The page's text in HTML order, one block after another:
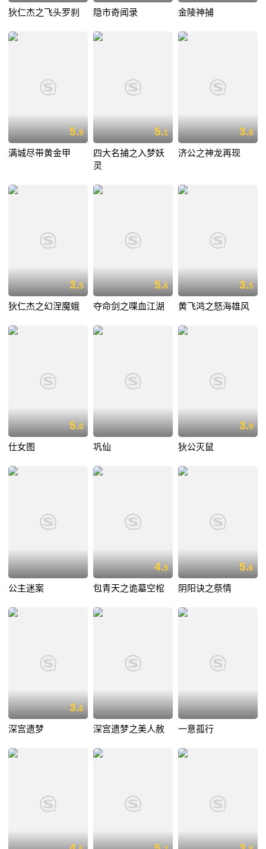
狄仁杰之飞头罗刹 隐市奇闻录 金陵神捕
5.9
满城尽带黄金甲
5.1
四大名捕之入梦妖
灵
3.8
济公之神龙再现
3.5
狄仁杰之幻涅魔蛾
5.6
夺命剑之喋血江湖
3.5
黄飞鸿之怒海雄风
5.0
仕女图 巩仙
3.9
狄公灭鼠
公主迷案
4.9
包青天之诡墓空棺
5.6
阴阳诀之祭情
3.6
深宫遗梦 深宫遗梦之美人赦 一意孤行